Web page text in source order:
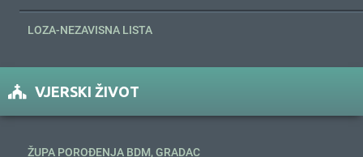
LOZA-NEZAVISNA LISTA
VJERSKI ŽIVOT
ŽUPA POROĐENJA BDM, GRADAC